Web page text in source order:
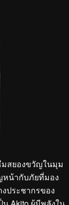
สยองขวัญในมุม
หน้ากับภัยที่มอง
ประชากรของ